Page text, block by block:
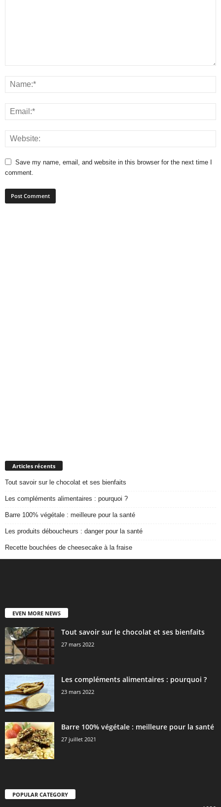
Save my name, email, and website in this browser for the next time I
comment.
Articles récents
Tout savoir sur le chocolat et ses bienfaits
Les compléments alimentaires : pourquoi ?
Barre 100% végétale : meilleure pour la santé
Les produits déboucheurs : danger pour la santé
Recette bouchées de cheesecake à la fraise
EVEN MORE NEWS
Tout savoir sur le chocolat et ses bienfaits
27 mars 2022
Les compléments alimentaires : pourquoi ?
23 mars 2022
Barre 100% végétale : meilleure pour la santé
27 juillet 2021
POPULAR CATEGORY